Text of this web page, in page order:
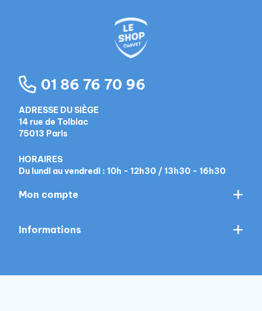
01 86 76 70 96
ADRESSE DU SIÈGE
14 rue de Tolbiac
75013 Paris
HORAIRES
Du lundi au vendredi : 10h - 12h30 / 13h30 - 16h30
Mon compte
Informations